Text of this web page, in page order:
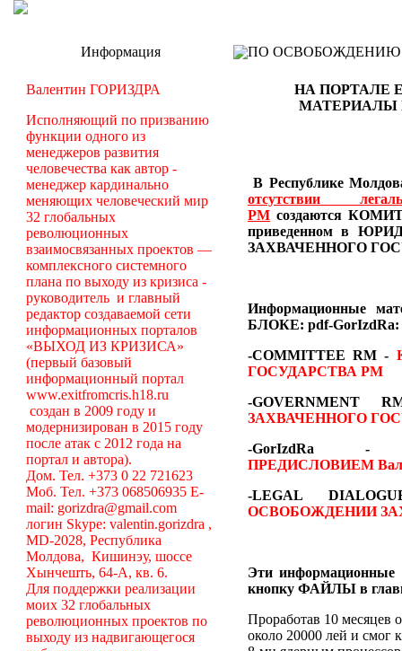
Информация
Валентин ГОРИЗДРА
Исполняющий по призванию
функции одного из
менеджеров развития
человечества как автор -
менеджер кардинально
меняющих человеческий мир
32 глобальных
революционных
взаимосвязанных проектов —
комплексного системного
плана по выходу из кризиса -
руководитель и главный
редактор создаваемой сети
информационных порталов
«ВЫХОД ИЗ КРИЗИСА»
(первый базовый
информационный портал
www.exitfromcris.h18.ru
создан в 2009 году и
модернизирован в 2015 году
после атак с 2012 года на
портал и автора).
Дом. Тел. +373 0 22 721623
Моб. Тел. +373 068506935 E-
mail: gorizdra@gmail.com
логин Skype: valentin.gorizdra ,
MD-2028, Республика
Молдова, Кишинэу, шоссе
Хынчешть, 64-А, кв. 6.
Для поддержки реализации
моих 32 глобальных
революционных проектов по
выходу из надвигающегося
ПО ОСВОБОЖДЕНИЮ
НА ПОРТАЛЕ
МАТЕРИАЛЫ
В Республике
отсутствии
РМ создаются
приведенном в
ЗАХВАЧЕННОГО
Информационные
БЛОКЕ: pdf-GorIzdRa:
-COMMITTEE RM -
ГОСУДАРСТВА РМ
-
ЗАХВАЧЕННОГО
-
ПРЕДИСЛОВИЕМ
-LEGAL
ОСВОБОЖДЕНИИ
Эти информационные
кнопку ФАЙЛЫ в
Проработав 10 месяцев
около 20000 лей и смог